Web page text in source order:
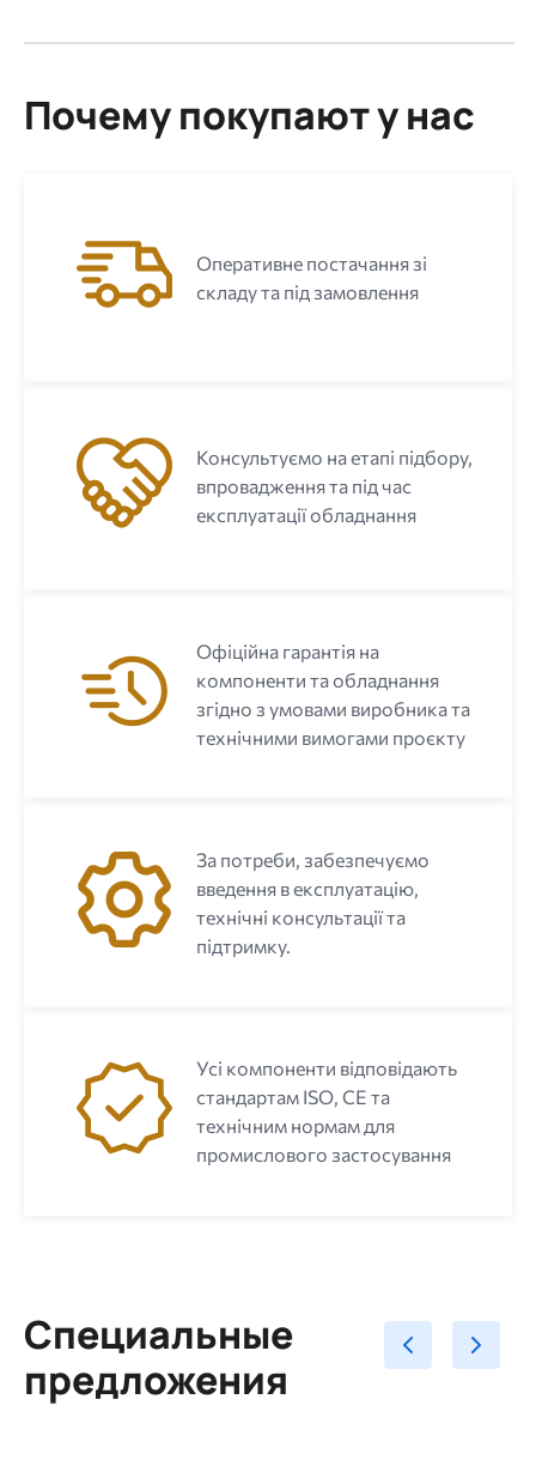
Почему покупают у нас
Оперативне постачання зі
складу та під замовлення
Консультуємо на етапі підбору,
впровадження та під час
експлуатації обладнання
Офіційна гарантія на
компоненти та обладнання
згідно з умовами виробника та
технічними вимогами проєкту
За потреби, забезпечуємо
введення в експлуатацію,
технічні консультації та
підтримку.
Усі компоненти відповідають
стандартам ISO, CE та
технічним нормам для
промислового застосування
Специальные
предложения